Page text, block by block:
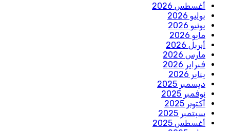
أغسطس 2026
يوليو 2026
يونيو 2026
مايو 2026
أبريل 2026
مارس 2026
فبراير 2026
يناير 2026
ديسمبر 2025
نوفمبر 2025
أكتوبر 2025
سبتمبر 2025
أغسطس 2025